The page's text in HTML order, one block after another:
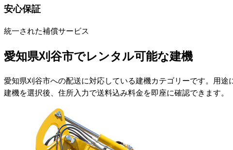
安心保証
統一された補償サービス
愛知県刈谷市でレンタル可能な建機
愛知県刈谷市への配送に対応している建機カテゴリーです。用途
建機を選択後、住所入力で送料込み料金を即座に確認できます。